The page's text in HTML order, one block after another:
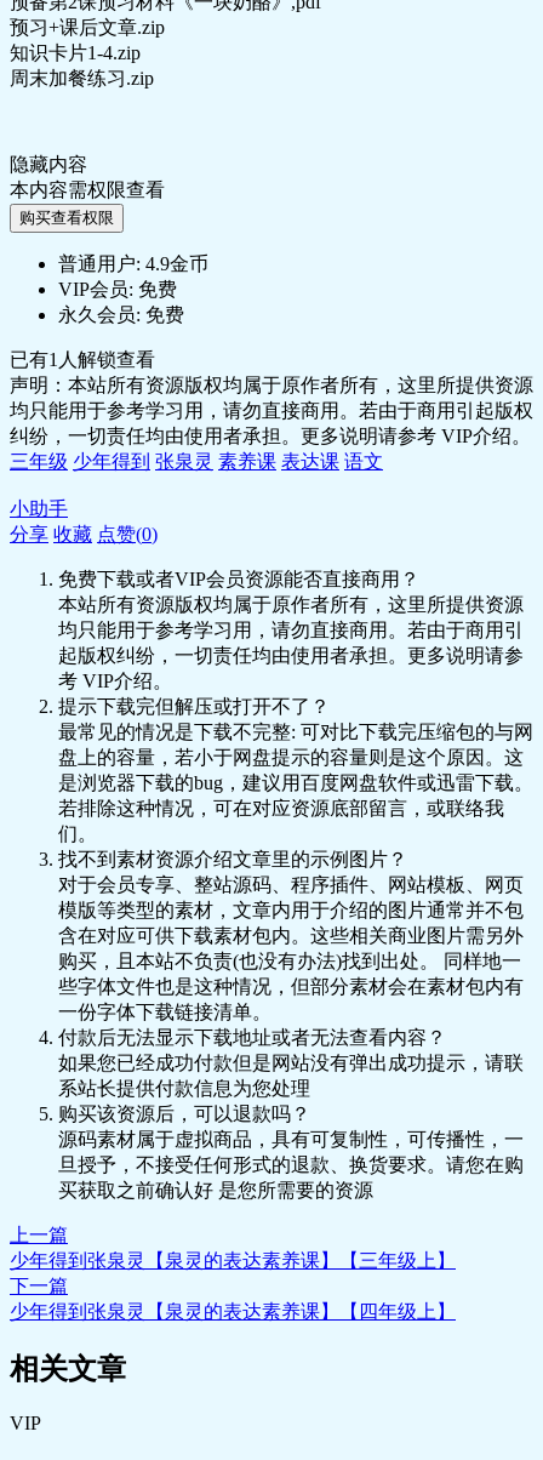
预习+课后文章.zip
知识卡片1-4.zip
周末加餐练习.zip
隐藏内容
本内容需权限查看
购买查看权限
普通用户: 4.9金币
VIP会员: 免费
永久会员: 免费
已有1 人解锁查看
声明：本站所有资源版权均属于原作者所有，这里所提供资源
均只能用于参考学习用，请勿直接商用。若由于商用引起版权
纠纷，一切责任均由使用者承担。更多说明请参考 VIP介绍。
三年级 少年得到 张泉灵 素养课 表达课 语文
小助手
分享 收藏 点赞(0)
免费下载或者VIP会员资源能否直接商用？
本站所有资源版权均属于原作者所有，这里所提供资源
均只能用于参考学习用，请勿直接商用。若由于商用引
起版权纠纷，一切责任均由使用者承担。更多说明请参
考 VIP介绍。
提示下载完但解压或打开不了？
最常见的情况是下载不完整: 可对比下载完压缩包的与网
盘上的容量，若小于网盘提示的容量则是这个原因。这
是浏览器下载的bug，建议用百度网盘软件或迅雷下载。
若排除这种情况，可在对应资源底部留言，或联络我
们。
找不到素材资源介绍文章里的示例图片？
对于会员专享、整站源码、程序插件、网站模板、网页
模版等类型的素材，文章内用于介绍的图片通常并不包
含在对应可供下载素材包内。这些相关商业图片需另外
购买，且本站不负责(也没有办法)找到出处。 同样地一
些字体文件也是这种情况，但部分素材会在素材包内有
一份字体下载链接清单。
付款后无法显示下载地址或者无法查看内容？
如果您已经成功付款但是网站没有弹出成功提示，请联
系站长提供付款信息为您处理
购买该资源后，可以退款吗？
源码素材属于虚拟商品，具有可复制性，可传播性，一
旦授予，不接受任何形式的退款、换货要求。请您在购
买获取之前确认好 是您所需要的资源
上一篇
少年得到张泉灵【泉灵的表达素养课】【三年级上】
下一篇
少年得到张泉灵【泉灵的表达素养课】【四年级上】
相关文章
VIP